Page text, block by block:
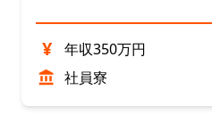
¥ 年収350万円
社員寮